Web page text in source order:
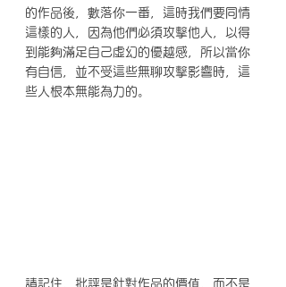
的作品後，數落你一番，這時我們要同情
這樣的人，因為他們必須攻擊他人，以得
到能夠滿足自己虛幻的優越感，所以當你
有自信，並不受這些無聊攻擊影響時，這
些人根本無能為力的。
請記住，批評是針對作品的價值，而不是